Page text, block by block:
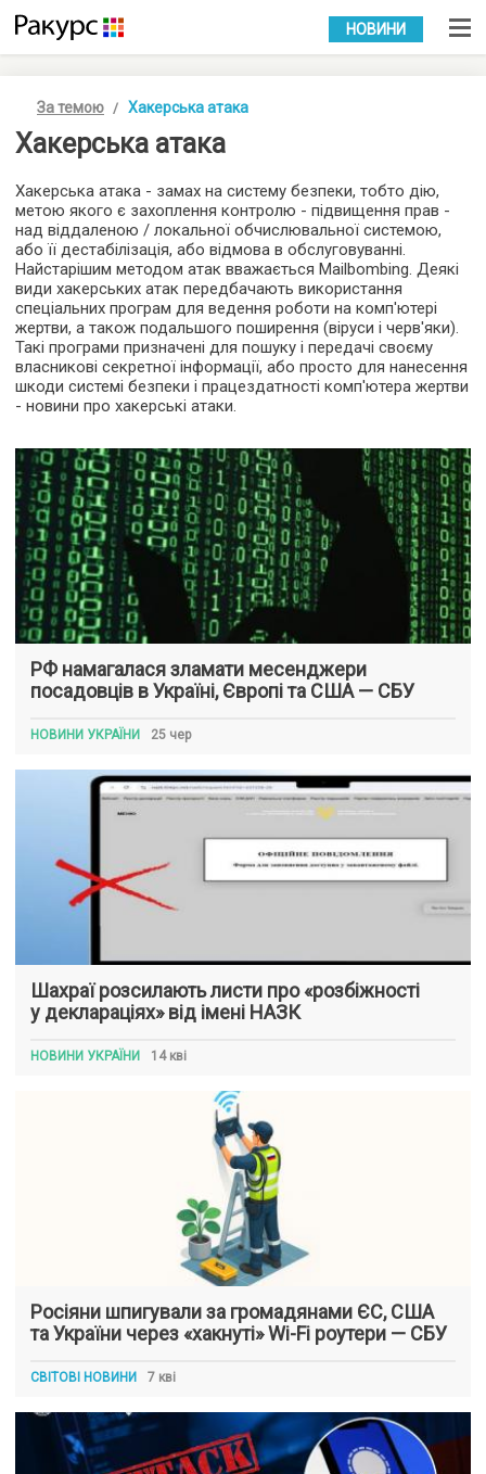
УКР РУС
НОВИНИ
За темою Хакерська атака
Хакерська атака
Хакерська атака - замах на систему безпеки, тобто дію,
метою якого є захоплення контролю - підвищення прав -
над віддаленою / локальної обчислювальної системою,
або її дестабілізація, або відмова в обслуговуванні.
Найстарішим методом атак вважається Mailbombing. Деякі
види хакерських атак передбачають використання
спеціальних програм для ведення роботи на комп'ютері
жертви, а також подальшого поширення (віруси і черв'яки).
Такі програми призначені для пошуку і передачі своєму
власникові секретної інформації, або просто для нанесення
шкоди системі безпеки і працездатності комп'ютера жертви
- новини про хакерські атаки.
РФ намагалася зламати месенджери
посадовців в Україні, Європі та США — СБУ
НОВИНИ УКРАЇНИ 25 чер
Шахраї розсилають листи про «розбіжності
у деклараціях» від імені НАЗК
НОВИНИ УКРАЇНИ 14 кві
Росіяни шпигували за громадянами ЄС, США
та України через «хакнуті» Wi-Fi роутери — СБУ
СВІТОВІ НОВИНИ 7 кві